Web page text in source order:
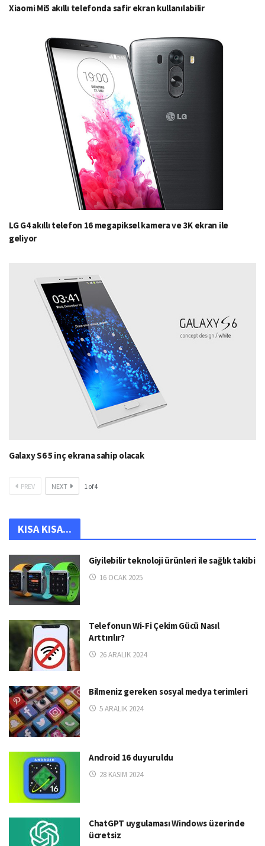
Xiaomi Mi5 akıllı telefonda safir ekran kullanılabilir
LG G4 akıllı telefon 16 megapiksel kamera ve 3K ekran ile
geliyor
Galaxy S6 5 inç ekrana sahip olacak
PREV NEXT 1 of4
KISA KISA...
Giyilebilir teknoloji ürünleri ile sağlık takibi
16 OCAK 2025
Telefonun Wi-Fi Çekim Gücü Nasıl
Arttırılır?
26 ARALIK 2024
Bilmeniz gereken sosyal medya terimleri
5 ARALIK 2024
Android 16 duyuruldu
28 KASIM 2024
ChatGPT uygulaması Windows üzerinde
ücretsiz